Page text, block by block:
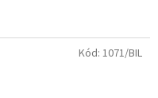
Kód: 1071/BIL